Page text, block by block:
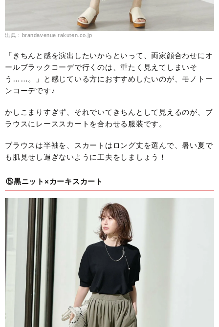
出典：brandavenue.rakuten.co.jp
「きちんと感を演出したいからといって、両家顔合わせにオ
ールブラックコーデで行くのは、重たく見えてしまいそ
う……。」と感じている方におすすめしたいのが、モノトー
ンコーデです♪
かしこまりすぎず、それでいてきちんとして見えるのが、ブ
ラウスにレーススカートを合わせる服装です。
ブラウスは半袖を、スカートはロング丈を選んで、暑い夏で
も肌見せし過ぎないように工夫をしましょう！
⑤黒ニット×カーキスカート